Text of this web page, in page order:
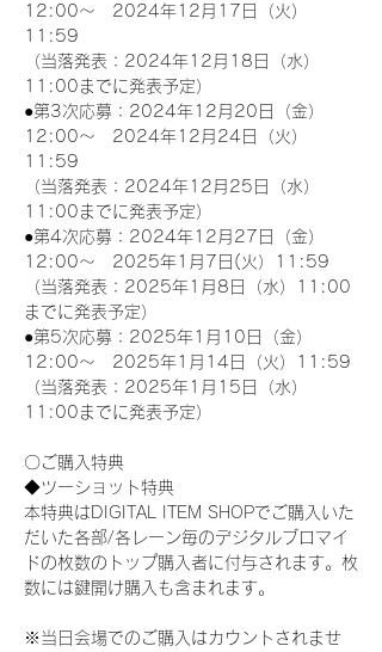
12:00～　2024年12月17日（火）
11:59
（当落発表：2024年12月18日（水）
11:00までに発表予定）
●第3次応募：2024年12月20日（金）
12:00～　2024年12月24日（火）
11:59
（当落発表：2024年12月25日（水）
11:00までに発表予定）
●第4次応募：2024年12月27日（金）
12:00～　2025年1月7日(火）11:59
（当落発表：2025年1月8日（水）11:00
までに発表予定）
●第5次応募：2025年1月10日（金）
12:00～　2025年1月14日（火）11:59
（当落発表：2025年1月15日（水）
11:00までに発表予定）
〇ご購入特典
◆ツーショット特典
本特典はDIGITAL ITEM SHOPでご購入いた
だいた各部/各レーン毎のデジタルブロマイ
ドの枚数のトップ購入者に付与されます。枚
数には鍵開け購入も含まれます。
※当日会場でのご購入はカウントされませ